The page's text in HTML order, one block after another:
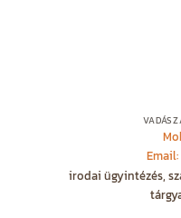
irodai ügyintézés,